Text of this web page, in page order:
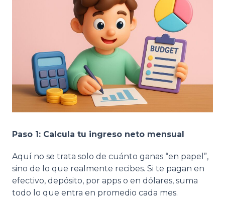
Paso 1: Calcula tu ingreso neto mensual
Aquí no se trata solo de cuánto ganas “en papel”,
sino de lo que realmente recibes. Si te pagan en
efectivo, depósito, por apps o en dólares, suma
todo lo que entra en promedio cada mes.